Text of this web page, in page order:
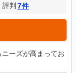
評判 7件
ーズが高まってお